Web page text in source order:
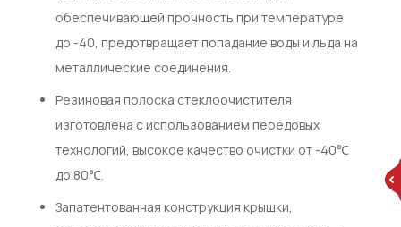
обеспечивающей прочность при температуре
до -40, предотвращает попадание воды и льда на
металлические соединения.
Резиновая полоска стеклоочистителя
изготовлена с использованием передовых
технологий, высокое качество очистки от -40℃
до 80℃.
Запатентованная конструкция крышки,